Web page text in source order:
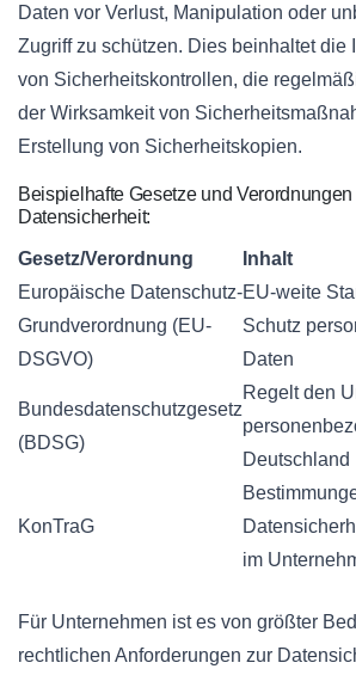
Daten vor Verlust, Manipulation oder
Zugriff zu schützen. Dies beinhaltet die
von Sicherheitskontrollen, die
der Wirksamkeit von
Erstellung von Sicherheitskopien.
Beispielhafte Gesetze und Verordnungen
Datensicherheit:
Gesetz/Verordnung
Inhalt
Europäische Datenschutz-
Grundverordnung (EU-
DSGVO)
EU-weite
Schutz
Daten
Bundesdatenschutzgesetz
(BDSG)
Regelt den
Deutschland
KonTraG
im
Für Unternehmen ist es von größter
rechtlichen Anforderungen zur